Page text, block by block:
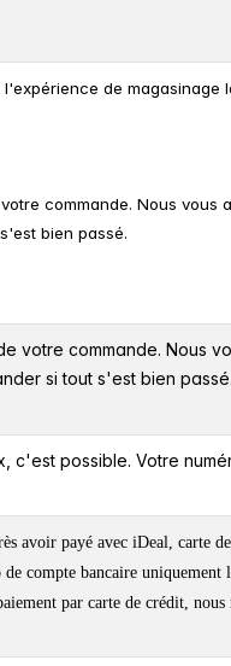
de
commande. Nous
bien passé.
votre commande. Nous
si tout s'est bien passé.
c'est possible. Votre
avoir payé avec iDeal, carte
compte bancaire
par carte de crédit,